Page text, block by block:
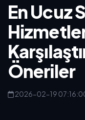
En Ucuz
Öneriler
2026-02-19